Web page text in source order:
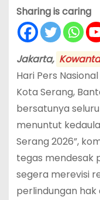
Sharing is caring
Jakarta,
Hari Pers
Kota Serang,
bersatunya
menuntut
Serang 2026”,
tegas mendesak
segera merevisi
perlindungan